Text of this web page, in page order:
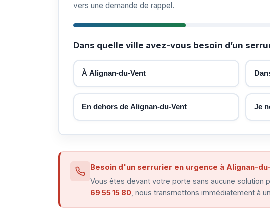
vers une demande de rappel.
Dans quelle ville avez-vous besoin d’un
À Alignan-du-Vent
En dehors de Alignan-du-Vent Je
Besoin d'un serrurier en urgence à Alignan-
Vous êtes devant votre porte sans aucune solution
69 55 15 80 , nous transmettons immédiatement à